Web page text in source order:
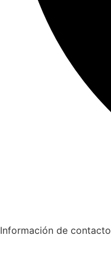
Información de contacto